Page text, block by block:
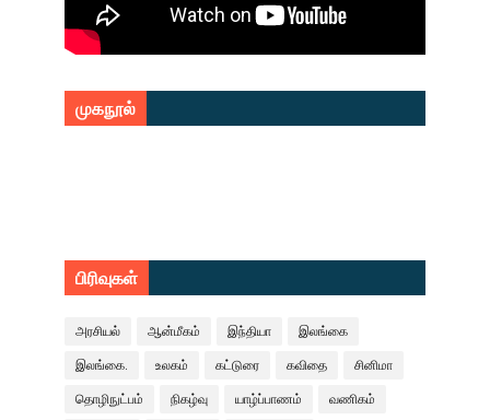
முகநூல்
பிரிவுகள்
அரசியல் ஆன்மீகம் இந்தியா இலங்கை
இலங்கை. உலகம் கட்டுரை கவிதை சினிமா
தொழிநுட்பம் நிகழ்வு யாழ்ப்பாணம் வணிகம்